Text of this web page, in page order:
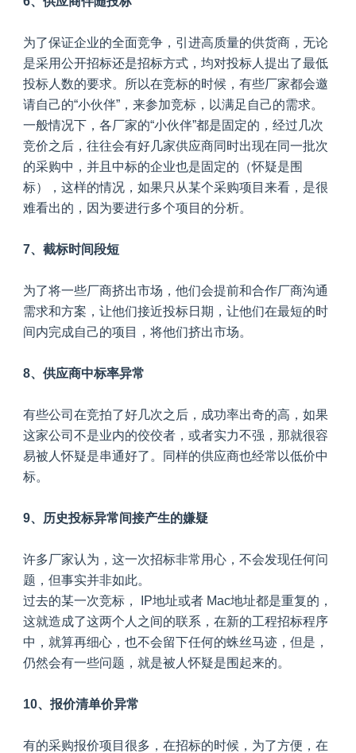
为了保证企业的全面竞争，引进高质量的供货商，无论
是采用公开招标还是招标方式，均对投标人提出了最低
投标人数的要求。所以在竞标的时候，有些厂家都会邀
请自己的“小伙伴”，来参加竞标，以满足自己的需求。
一般情况下，各厂家的“小伙伴”都是固定的，经过几次
竞价之后，往往会有好几家供应商同时出现在同一批次
的采购中，并且中标的企业也是固定的（怀疑是围
标），这样的情况，如果只从某个采购项目来看，是很
难看出的，因为要进行多个项目的分析。
7、截标时间段短
为了将一些厂商挤出市场，他们会提前和合作厂商沟通
需求和方案，让他们接近投标日期，让他们在最短的时
间内完成自己的项目，将他们挤出市场。
8、供应商中标率异常
有些公司在竞拍了好几次之后，成功率出奇的高，如果
这家公司不是业内的佼佼者，或者实力不强，那就很容
易被人怀疑是串通好了。同样的供应商也经常以低价中
标。
9、历史投标异常间接产生的嫌疑
许多厂家认为，这一次招标非常用心，不会发现任何问
题，但事实并非如此。
过去的某一次竞标， IP地址或者 Mac地址都是重复的，
这就造成了这两个人之间的联系，在新的工程招标程序
中，就算再细心，也不会留下任何的蛛丝马迹，但是，
仍然会有一些问题，就是被人怀疑是围起来的。
10、报价清单价异常
有的采购报价项目很多，在招标的时候，为了方便，在